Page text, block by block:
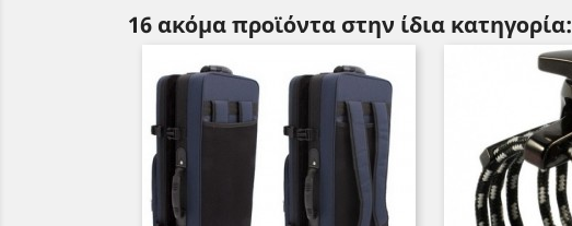
16 ακόμα προϊόντα στην ίδια κατηγορία: